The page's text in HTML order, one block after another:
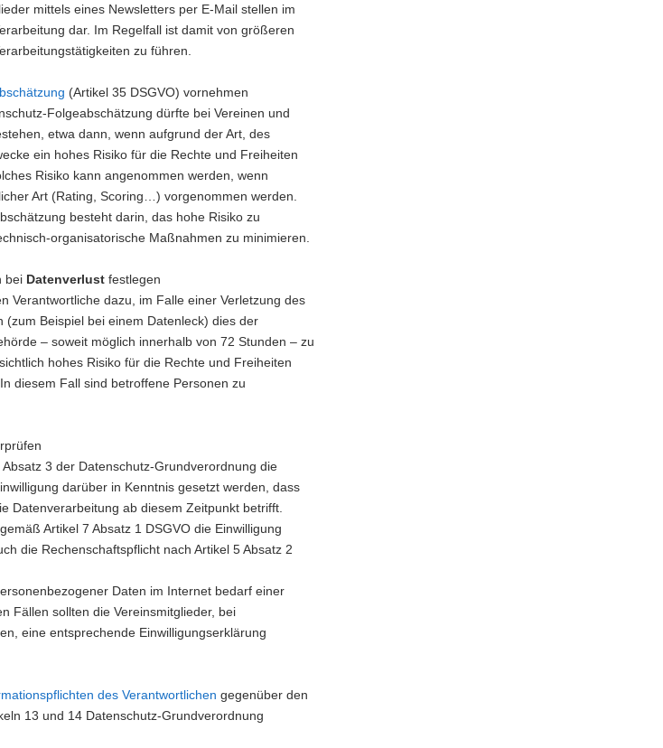
mittels eines Newsletters per E-Mail stellen im
dar. Im Regelfall ist damit von größeren
zu führen.
(Artikel 35 DSGVO) vornehmen
Folgeabschätzung dürfte bei Vereinen und
etwa dann, wenn aufgrund der Art, des
ein hohes Risiko für die Rechte und Freiheiten
Risiko kann angenommen werden, wenn
Art (Rating, Scoring…) vorgenommen werden.
besteht darin, das hohe Risiko zu
organisatorische Maßnahmen zu minimieren.
bei Datenverlust festlegen
Verantwortliche dazu, im Falle einer Verletzung des
Beispiel bei einem Datenleck) dies der
– soweit möglich innerhalb von 72 Stunden – zu
hohes Risiko für die Rechte und Freiheiten
diesem Fall sind betroffene Personen zu
3 der Datenschutz-Grundverordnung die
darüber in Kenntnis gesetzt werden, dass
Datenverarbeitung ab diesem Zeitpunkt betrifft.
Artikel 7 Absatz 1 DSGVO die Einwilligung
die Rechenschaftspflicht nach Artikel 5 Absatz 2
Daten im Internet bedarf einer
Fällen sollten die Vereinsmitglieder, bei
eine entsprechende Einwilligungserklärung
des Verantwortlichen gegenüber den
13 und 14 Datenschutz-Grundverordnung